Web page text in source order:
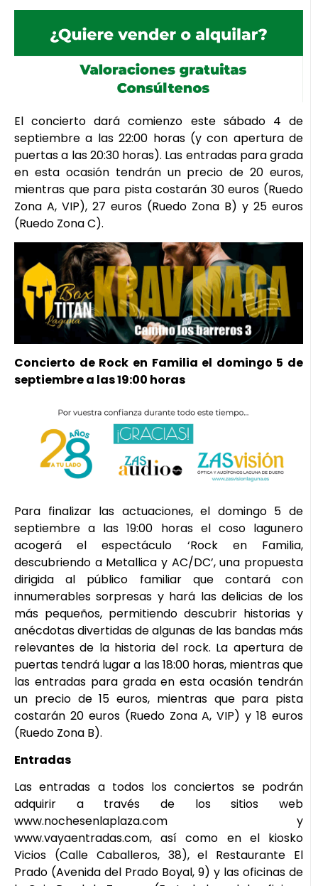
El concierto dará comienzo este sábado 4 de
septiembre a las 22:00 horas (y con apertura de
puertas a las 20:30 horas). Las entradas para grada
en esta ocasión tendrán un precio de 20 euros,
mientras que para pista costarán 30 euros (Ruedo
Zona A, VIP), 27 euros (Ruedo Zona B) y 25 euros
(Ruedo Zona C).
Concierto de Rock en Familia el domingo 5 de
septiembre a las 19:00 horas
Para finalizar las actuaciones, el domingo 5 de
septiembre a las 19:00 horas el coso lagunero
acogerá el espectáculo ‘Rock en Familia,
descubriendo a Metallica y AC/DC’, una propuesta
dirigida al público familiar que contará con
innumerables sorpresas y hará las delicias de los
más pequeños, permitiendo descubrir historias y
anécdotas divertidas de algunas de las bandas más
relevantes de la historia del rock. La apertura de
puertas tendrá lugar a las 18:00 horas, mientras que
las entradas para grada en esta ocasión tendrán
un precio de 15 euros, mientras que para pista
costarán 20 euros (Ruedo Zona A, VIP) y 18 euros
(Ruedo Zona B).​
Entradas
Las entradas a todos los conciertos se podrán
adquirir a través de los sitios web
www.nochesenlaplaza.com y
www.vayaentradas.com, así como en el kiosko
Vicios (Calle Caballeros, 38), el Restaurante El
Prado (Avenida del Prado Boyal, 9) y las oficinas de